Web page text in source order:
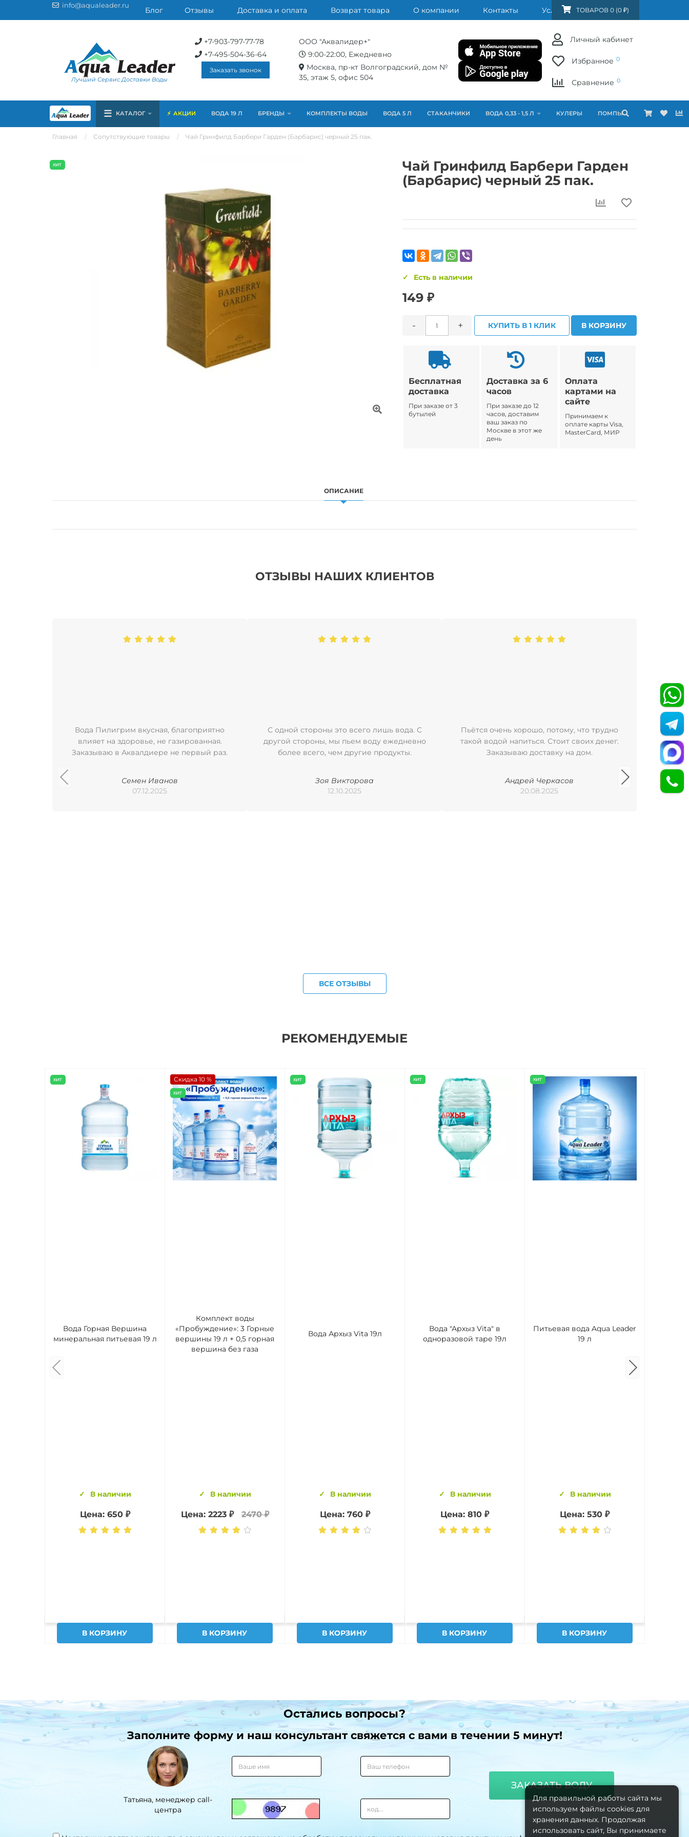
info@aqualeader.ru
Блог Отзывы Доставка и оплата Возврат товара О компании Контакты Услуги FAQ
ТОВАРОВ 0 (0 ₽)
Лучший Сервис Доставки Воды
+7-903-797-77-78
+7-495-504-36-64
Заказать звонок
ООО "Аквалидер+"
9:00-22:00, Ежедневно
Москва, пр-кт Волгоградский, дом №
35, этаж 5, офис 504
Личный кабинет
Избранное 0
Сравнение 0
☰ КАТАЛОГ АКЦИИ ВОДА 19 Л БРЕНДЫ КОМПЛЕКТЫ ВОДЫ ВОДА 5 Л СТАКАНЧИКИ ВОДА 0,33 - 1,5 Л КУЛЕРЫ ПОМПЫ
Главная Сопутствующие товары Чай Гринфилд Барбери Гарден (Барбарис) черный 25 пак.
Чай Гринфилд Барбери Гарден
(Барбарис) черный 25 пак.
Есть в наличии
149 ₽
- + КУПИТЬ В 1 КЛИК В КОРЗИНУ
Бесплатная
доставка
При заказе от 3
бутылей
Доставка за 6
часов
При заказе до 12
часов, доставим
ваш заказ по
Москве в этот же
день
Оплата
картами на
сайте
Принимаем к
оплате карты Visa,
MasterCard, МИР
ОПИСАНИЕ
ОТЗЫВЫ НАШИХ КЛИЕНТОВ
Вода Пилигрим вкусная, благоприятно
влияет на здоровье, не газированная.
Заказываю в Аквалдиере не первый раз.
Семен Иванов
07.12.2025
С одной стороны это всего лишь вода. С
другой стороны, мы пьем воду ежедневно
более всего, чем другие продукты.
Зоя Викторова
12.10.2025
Пьётся очень хорошо, потому, что трудно
такой водой напиться. Стоит своих денег.
Заказываю доставку на дом.
Андрей Черкасов
20.08.2025
уже
ВСЕ ОТЗЫВЫ
РЕКОМЕНДУЕМЫЕ
Вода Горная Вершина
минеральная питьевая 19 л
В наличии
Цена: 650 ₽
В КОРЗИНУ
Скидка 10 %
Комплект воды
«Пробуждение»: 3 Горные
вершины 19 л + 0,5 горная
вершина без газа
В наличии
Цена: 2223 ₽ 2470 ₽
В КОРЗИНУ
Вода Архыз Vita 19л
В наличии
Цена: 760 ₽
В КОРЗИНУ
Вода "Архыз Vita" в
одноразовой таре 19л
В наличии
Цена: 810 ₽
В КОРЗИНУ
Питьевая вода Aqua Leader
19 л
В наличии
Цена: 530 ₽
В КОРЗИНУ
Остались вопросы?
Заполните форму и наш консультант свяжется с вами в течении 5 минут!
Татьяна, менеджер call-
центра
ЗАКАЗАТЬ ВОДУ
Для правильной работы сайта мы
используем файлы cookies для
хранения данных. Продолжая
использовать сайт, Вы принимаете